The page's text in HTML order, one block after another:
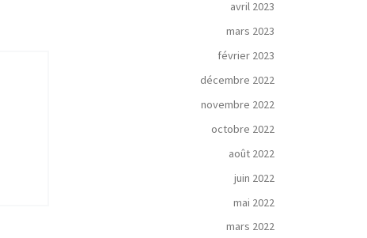
avril 2023
mars 2023
février 2023
décembre 2022
novembre 2022
octobre 2022
août 2022
juin 2022
mai 2022
mars 2022